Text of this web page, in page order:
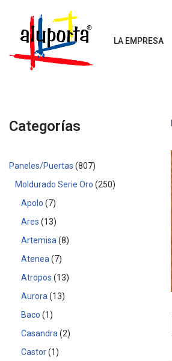
Saltar
contenido
LA EMPRESA
Categorías
Paneles/Puertas 807
Moldurado Serie Oro 250
Apolo
7
Ares
13
Artemisa 8
Atenea
7
Atropos
13
Aurora
13
Baco
1
Casandra 2
Castor 1